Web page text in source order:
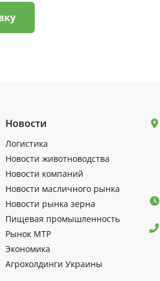
Новости
Логистика
Новости животноводства
Новости компаний
Новости масличного рынка
Новости рынка зерна
Пищевая промышленность
Рынок МТР
Экономика
Агрохолдинги Украины